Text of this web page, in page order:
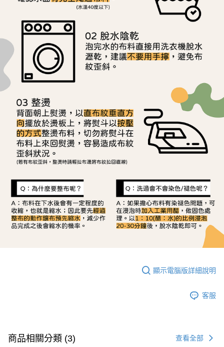
https://aftee.tw/terms/#terms3
３．未成年的使用者請事先徵得法定代理人或監護人之同意方可使用
「AFTEE先享後付」，若未經同意申辦者引起之損失，本公司不負相關責
任。
４．使用「AFTEE先享後付」時，將依據個別帳號之用戶狀況，依本公司即
時審查核予不同之上限額度；若仍有額度不足之情形，本公司將視審查結果
請求用戶進行身份認證。
５．嚴禁一人註冊多個帳號或使用他人資訊註冊。若發現惡意使用之情形，
恩沛科技股份有限公司將有權停止該用戶之使用額度並採取法律行動。
顯示電腦版詳細說明
客服
商品相關分類 (3) 查看全部